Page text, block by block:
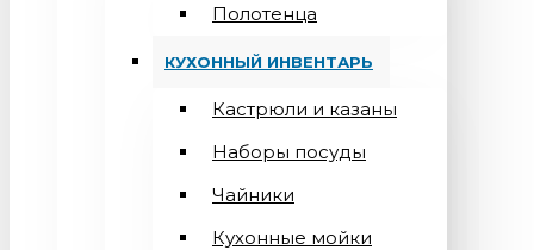
Полотенца
КУХОННЫЙ ИНВЕНТАРЬ
Кастрюли и казаны
Наборы посуды
Чайники
Кухонные мойки